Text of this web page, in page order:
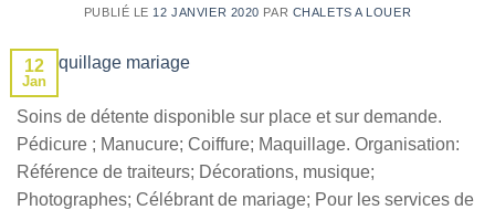
PUBLIÉ LE 12 JANVIER 2020 PAR CHALETS A LOUER
12
Jan
Soins de détente disponible sur place et sur demande.
Pédicure ; Manucure; Coiffure; Maquillage. Organisation:
Référence de traiteurs; Décorations, musique;
Photographes; Célébrant de mariage; Pour les services de